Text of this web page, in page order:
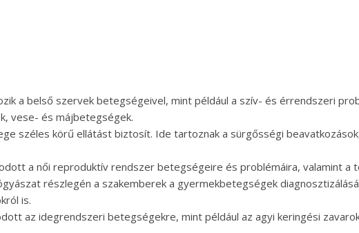
a belső szervek betegségeivel, mint például a szív- és érrendszeri
vese- és májbetegségek.
széles körű ellátást biztosít. Ide tartoznak a sürgősségi
a női reproduktív rendszer betegségeire és problémáira, valamint
részlegén a szakemberek a gyermekbetegségek
is.
az idegrendszeri betegségekre, mint például az agyi keringési